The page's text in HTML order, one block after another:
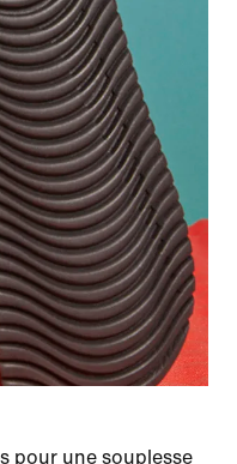
pour une souplesse